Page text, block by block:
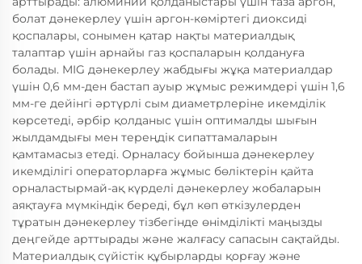
болат дәнекерлеу үшін аргон-көміртегі диоксиді
қоспалары, сонымен қатар нақты материалдық
талаптар үшін арнайы газ қоспаларын қолдануға
болады. MIG дәнекерлеу жабдығы жұқа материалдар
үшін 0,6 мм-ден бастап ауыр жұмыс режимдері үшін 1,6
мм-ге дейінгі әртүрлі сым диаметрлеріне икемділік
көрсетеді, әрбір қолданыс үшін оптималды шығын
жылдамдығы мен тереңдік сипаттамаларын
қамтамасыз етеді. Орналасу бойынша дәнекерлеу
икемділігі операторларға жұмыс бөліктерін қайта
орналастырмай-ақ күрделі дәнекерлеу жобаларын
аяқтауға мүмкіндік береді, бұл көп өткізулерден
тұратын дәнекерлеу тізбегінде өнімділікті маңызды
деңгейде арттырады және жалғасу сапасын сақтайды.
Материалдық сүйістік құбырларды қорғау және